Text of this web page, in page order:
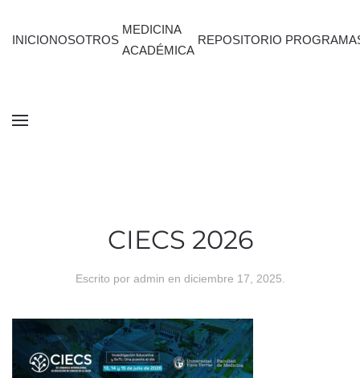
INICIONOSOTROS
MEDICINA
ACADÉMICA
REPOSITORIO
CIECS 2026
Escrito por admin en diciembre 17, 2025